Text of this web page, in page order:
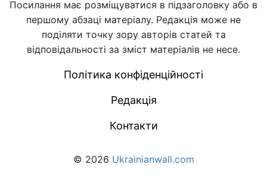
Посилання має розміщуватися в підзаголовку або в
першому абзаці матеріалу. Редакція може не
поділяти точку зору авторів статей та
відповідальності за зміст матеріалів не несе.
Політика конфіденційності
Редакція
Контакти
© 2026 Ukrainianwall.com